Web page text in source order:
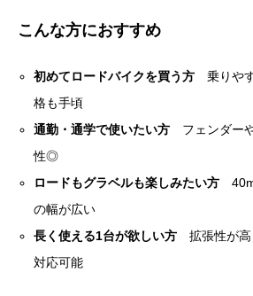
こんな方におすすめ
初めてロードバイクを買う方 乗りや
格も手頃
通勤・通学で使いたい方 フェンダー
性◎
ロードもグラベルも楽しみたい方
の幅が広い
長く使える1台が欲しい方 拡張性が高
対応可能